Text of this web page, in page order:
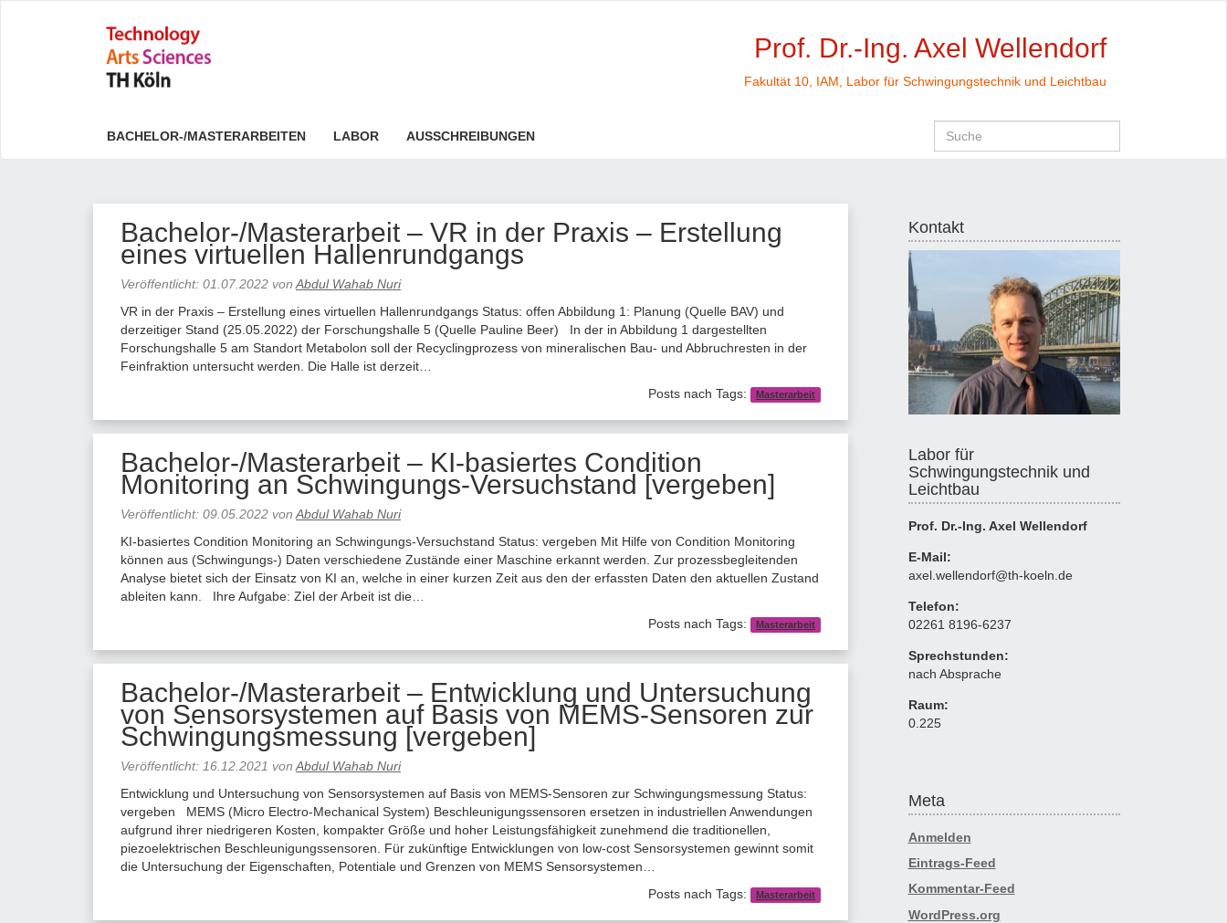
Prof. Dr.-Ing. Axel Wellendorf
Fakultät 10, IAM, Labor für Schwingungstechnik und Leichtbau
BACHELOR-/MASTERARBEITEN LABOR AUSSCHREIBUNGEN
Bachelor-/Masterarbeit – VR in der Praxis – Erstellung
eines virtuellen Hallenrundgangs
Veröffentlicht: 01.07.2022 von Abdul Wahab Nuri
VR in der Praxis – Erstellung eines virtuellen Hallenrundgangs Status: offen Abbildung 1: Planung (Quelle BAV) und
derzeitiger Stand (25.05.2022) der Forschungshalle 5 (Quelle Pauline Beer) In der in Abbildung 1 dargestellten
Forschungshalle 5 am Standort Metabolon soll der Recyclingprozess von mineralischen Bau- und Abbruchresten in der
Feinfraktion untersucht werden. Die Halle ist derzeit…
Posts nach Tags:
Masterarbeit
Bachelor-/Masterarbeit – KI-basiertes Condition
Monitoring an Schwingungs-Versuchstand [vergeben]
Veröffentlicht: 09.05.2022 von Abdul Wahab Nuri
KI-basiertes Condition Monitoring an Schwingungs-Versuchstand Status: vergeben Mit Hilfe von Condition Monitoring
können aus (Schwingungs-) Daten verschiedene Zustände einer Maschine erkannt werden. Zur prozessbegleitenden
Analyse bietet sich der Einsatz von KI an, welche in einer kurzen Zeit aus den der erfassten Daten den aktuellen Zustand
ableiten kann. Ihre Aufgabe: Ziel der Arbeit ist die…
Posts nach Tags:
Masterarbeit
Bachelor-/Masterarbeit – Entwicklung und Untersuchung
von Sensorsystemen auf Basis von MEMS-Sensoren zur
Schwingungsmessung [vergeben]
Veröffentlicht: 16.12.2021 von Abdul Wahab Nuri
Entwicklung und Untersuchung von Sensorsystemen auf Basis von MEMS-Sensoren zur Schwingungsmessung Status:
vergeben MEMS (Micro Electro-Mechanical System) Beschleunigungssensoren ersetzen in industriellen Anwendungen
aufgrund ihrer niedrigeren Kosten, kompakter Größe und hoher Leistungsfähigkeit zunehmend die traditionellen,
piezoelektrischen Beschleunigungssensoren. Für zukünftige Entwicklungen von low-cost Sensorsystemen gewinnt somit
die Untersuchung der Eigenschaften, Potentiale und Grenzen von MEMS Sensorsystemen…
Posts nach Tags:
Masterarbeit
Kontakt
Labor für
Schwingungstechnik und
Leichtbau
Prof. Dr.-Ing. Axel Wellendorf
E-Mail:
axel.wellendorf@th-koeln.de
Telefon:
02261 8196-6237
Sprechstunden:
nach Absprache
Raum:
0.225
Meta
Anmelden
Eintrags-Feed
Kommentar-Feed
WordPress.org